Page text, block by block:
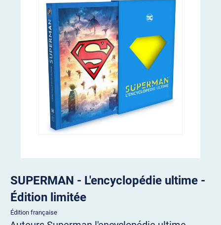
SUPERMAN - L'encyclopédie ultime -
Édition limitée
Édition française